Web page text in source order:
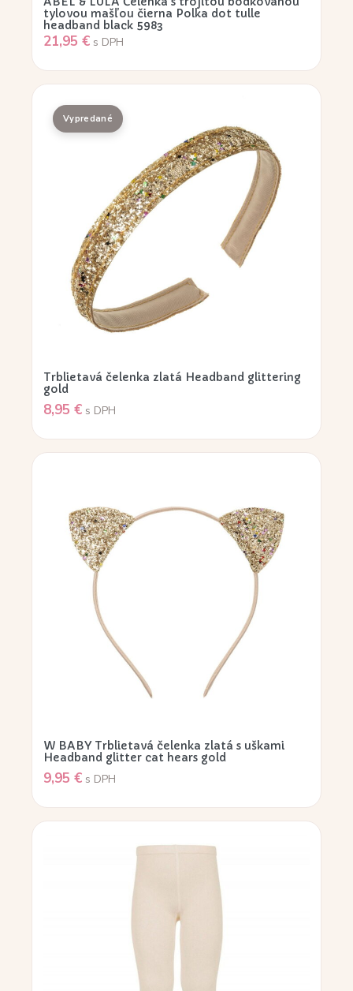
tylovou mašľou čierna Polka dot tulle
headband black 5983
21,95 € s DPH
Trblietavá čelenka zlatá Headband glittering
gold
8,95 € s DPH
W BABY Trblietavá čelenka zlatá s uškami
Headband glitter cat hears gold
9,95 € s DPH